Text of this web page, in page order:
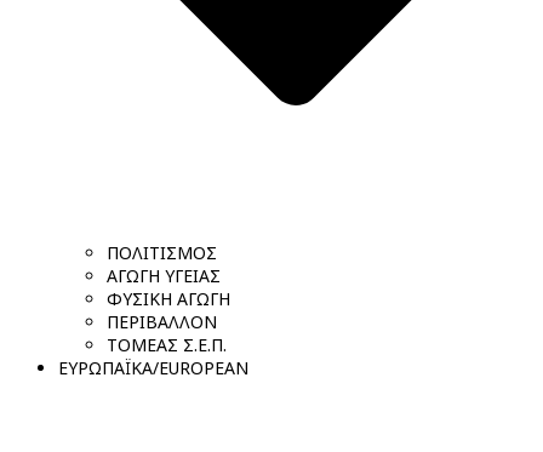
ΠΟΛΙΤΙΣΜΟΣ
ΑΓΩΓΗ ΥΓΕΙΑΣ
ΦΥΣΙΚΗ ΑΓΩΓΗ
ΠΕΡΙΒΑΛΛΟΝ
ΤΟΜΕΑΣ Σ.Ε.Π.
ΕΥΡΩΠΑΪΚΑ/EUROPEAN